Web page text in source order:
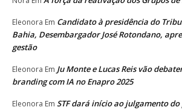
Eleonora Em Candidato à presidência do
Bahia, Desembargador José Rotondano,
gestão
Eleonora Em Ju Monte e Lucas Reis vão
branding com IA no Enapro 2025
Eleonora Em STF dará início ao julgamento do